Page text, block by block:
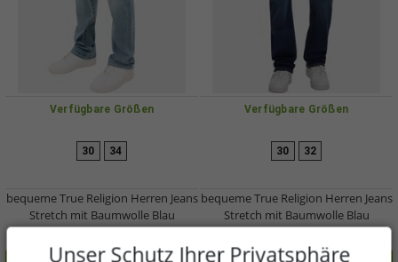
Verfügbare Größen
30 34
bequeme True Religion Herren Jeans
Stretch mit Baumwolle Blau
Verfügbare Größen
30 32
bequeme True Religion Herren Jeans
Stretch mit Baumwolle Blau
Unser Schutz Ihrer Privatsphäre